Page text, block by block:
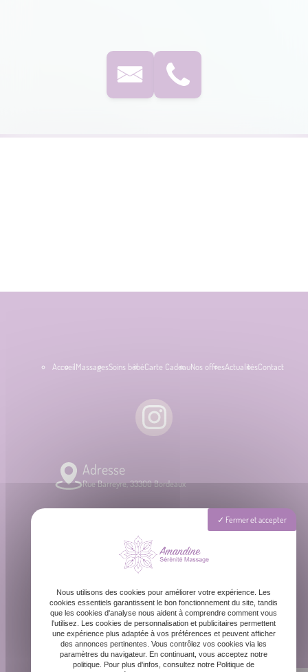
AccueilMassagesSoins bébéCarte CadeauNos offresActualitésContact
Adresse
Rue Barreyre, 33300 Bordeaux
contact@amandinemassage.fr
Horaires
Lundi - Dimanche : 8h - 20h
Fermer et accepter
Nous utilisons des cookies pour améliorer votre expérience. Les
cookies essentiels garantissent le bon fonctionnement du site, tandis
que les cookies d'analyse nous aident à comprendre comment vous
l'utilisez. Les cookies de personnalisation et publicitaires permettent
une expérience plus adaptée à vos préférences et peuvent afficher
des annonces pertinentes. Vous contrôlez vos cookies via les
paramètres du navigateur. En continuant, vous acceptez notre
politique. Pour plus d'infos, consultez notre Politique de